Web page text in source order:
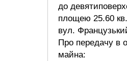
до
площею 25.60
вул.
Про передачу в
майна: